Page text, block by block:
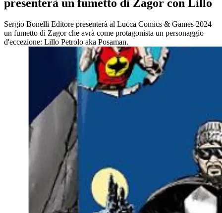
presenterà un fumetto di Zagor con Lillo
Sergio Bonelli Editore presenterà al Lucca Comics & Games 2024
un fumetto di Zagor che avrà come protagonista un personaggio
d'eccezione: Lillo Petrolo aka Posaman.